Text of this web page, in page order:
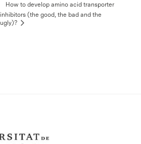
How to develop amino acid transporter
inhibitors (the good, the bad and the
ugly)?